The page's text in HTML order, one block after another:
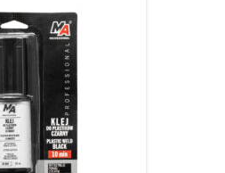
do treści swoich danych oraz prawo ich
przetwarzania, prawo do
wniesienia sprzeciwu, prawo do
momencie bez wpływu na zgodność z
dokonano na podstawie zgody przed
i prawo do przenoszenia danych,
skargi do organu nadzorczego,
w sposób zautomatyzowany w